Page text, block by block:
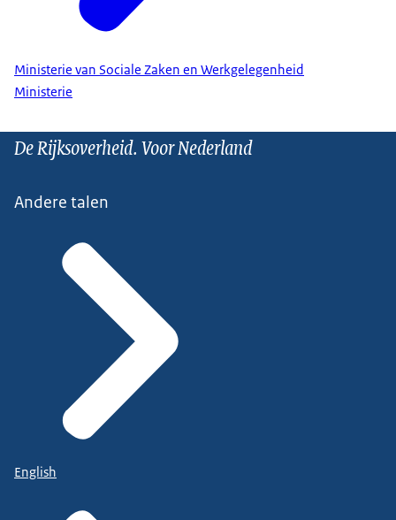
Ministerie van Sociale Zaken en Werkgelegenheid
Ministerie
De Rijksoverheid. Voor Nederland
Andere talen
English